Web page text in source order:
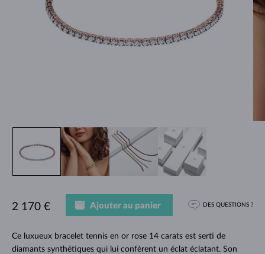
Ce luxueux bracelet tennis en or rose 14 carats est serti de
diamants synthétiques qui lui confèrent un éclat éclatant. Son
2 170 € Ajouter au panier DES QUESTIONS ?